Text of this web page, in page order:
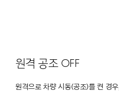
원격 공조 OFF
원격으로 차량 시동(공조)를 켠 경